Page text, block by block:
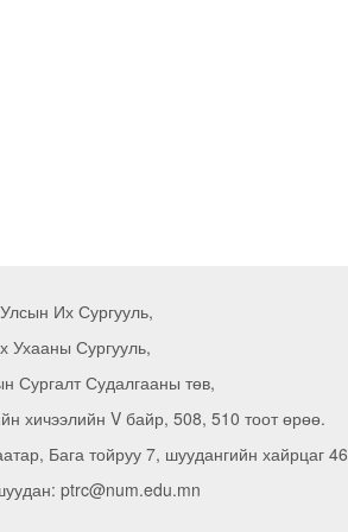
Их Сургууль,
Ухааны Сургууль,
Сургалт Судалгааны төв,
хичээлийн V байр, 508, 510 тоот өрөө.
Бага тойруу 7, шуудангийн хайрцаг
ptrc@num.edu.mn